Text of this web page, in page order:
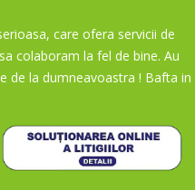
care ofera servicii de
colaboram la fel de bine. Au
de la dumneavoastra ! Bafta in